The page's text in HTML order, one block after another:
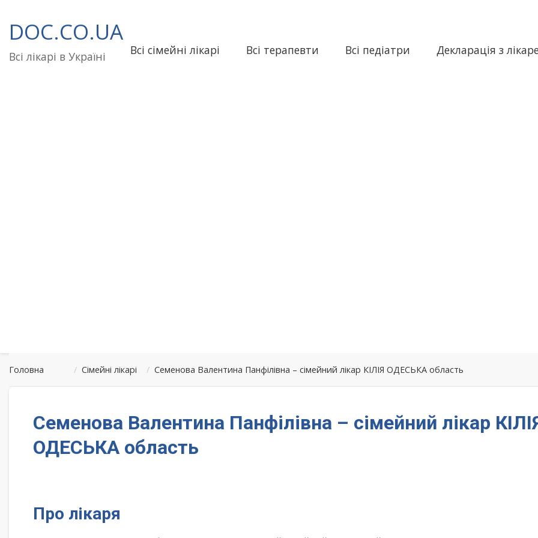
до
вмісту
DOC.CO.UA
Всі лікарі в Україні Всі сімейні лікарі Всі терапевти Всі педіатри Декларація з
Головна / Сімейні лікарі / Семенова Валентина Панфілівна – сімейний лікар КІЛІЯ ОДЕСЬКА область
Семенова Валентина Панфілівна – сімейний лікар
ОДЕСЬКА область
Про лікаря